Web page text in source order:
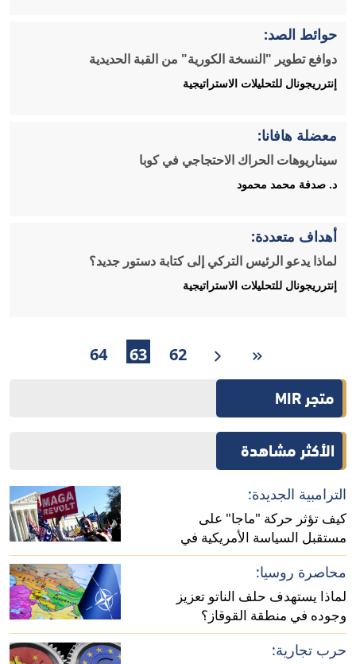
حوائط الصد:
دوافع تطوير "النسخة الكورية" من القبة الحديدية
إنترريجونال للتحليلات الاستراتيجية
معضلة هافانا:
سيناريوهات الحراك الاحتجاجي في كوبا
د. صدفة محمد محمود
أهداف متعددة:
لماذا يدعو الرئيس التركي إلى كتابة دستور جديد؟
إنترريجونال للتحليلات الاستراتيجية
62
63
64
متجر MIR
الأكثر مشاهدة
الترامبية الجديدة:
كيف تؤثر حركة "ماجا" على
مستقبل السياسة الأمريكية في
أفريقيا؟
محاصرة روسيا:
لماذا يستهدف حلف الناتو تعزيز
وجوده في منطقة القوقاز؟
حرب تجارية: